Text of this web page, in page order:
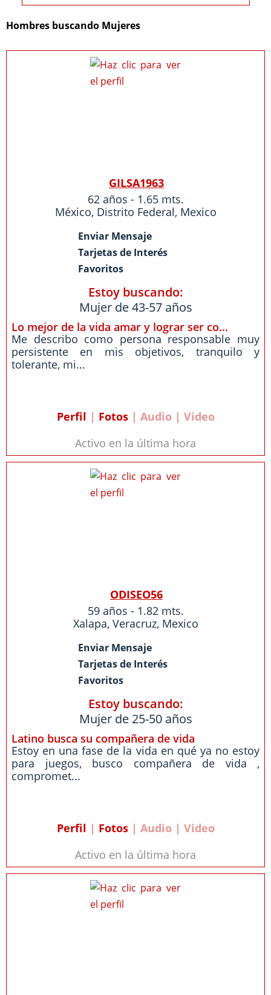
Hombres buscando Mujeres
GILSA1963
62 años - 1.65 mts.
México, Distrito Federal, Mexico
Enviar Mensaje
Tarjetas de Interés
Favoritos
Estoy buscando:
Mujer de 43-57 años
Lo mejor de la vida amar y lograr ser co...
Me describo como persona responsable muy
persistente en mis objetivos, tranquilo y
tolerante, mi...
Perfil | Fotos| Audio | Video
Activo en la última hora
ODISEO56
59 años - 1.82 mts.
Xalapa, Veracruz, Mexico
Enviar Mensaje
Tarjetas de Interés
Favoritos
Estoy buscando:
Mujer de 25-50 años
Latino busca su compañera de vida
Estoy en una fase de la vida en qué ya no estoy
para juegos, busco compañera de vida ,
compromet...
Perfil | Fotos| Audio | Video
Activo en la última hora